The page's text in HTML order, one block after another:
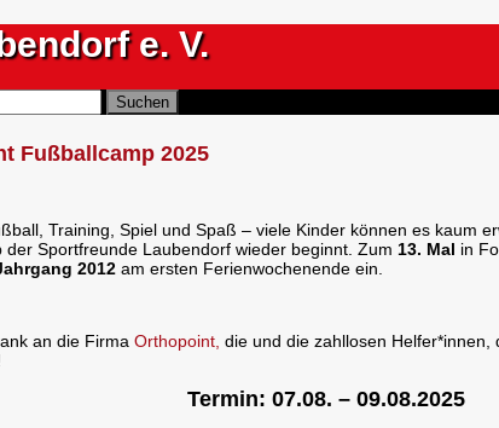
e. V.
Fußballcamp 2025
Training, Spiel und Spaß – viele Kinder können es kaum
der Sportfreunde Laubendorf wieder beginnt. Zum 13. Mal in
2012 am ersten Ferienwochenende ein.
an die Firma Orthopoint, die und die zahllosen
Termin: 07.08. – 09.08.2025